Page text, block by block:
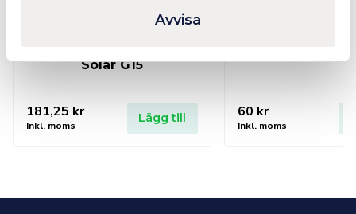
Avvisa
Solar G15
181,25 kr
Inkl. moms
Lägg till 60 kr
Inkl. moms